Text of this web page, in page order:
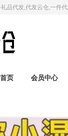
品代发,代发云仓,一件
首页 会员中心